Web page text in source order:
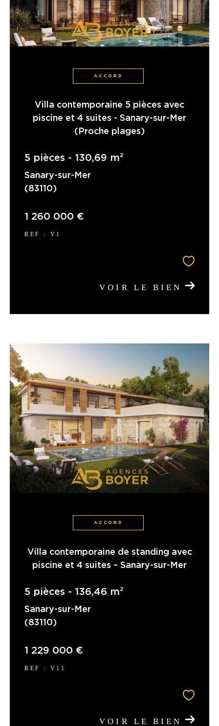
ACCORD
Villa contemporaine 5 pièces avec
piscine et 4 suites - Sanary-sur-Mer
(Proche plages)
5 pièces - 130,69 m²
Sanary-sur-Mer
(83110)
1 260 000 €
REF : V1
VOIR LE BIEN
ACCORD
Villa contemporaine de standing avec
piscine et 4 suites – Sanary-sur-Mer
5 pièces - 136,46 m²
Sanary-sur-Mer
(83110)
1 229 000 €
REF : V11
VOIR LE BIEN